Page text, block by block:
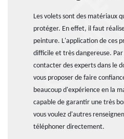
Les volets sont des matériaux
protéger. En effet, il faut
peinture. L'application de ces
difficile et très dangereuse.
contacter des experts dans le
vous proposer de faire
beaucoup d'expérience en la
capable de garantir une très
vous voulez d'autres
téléphoner directement.